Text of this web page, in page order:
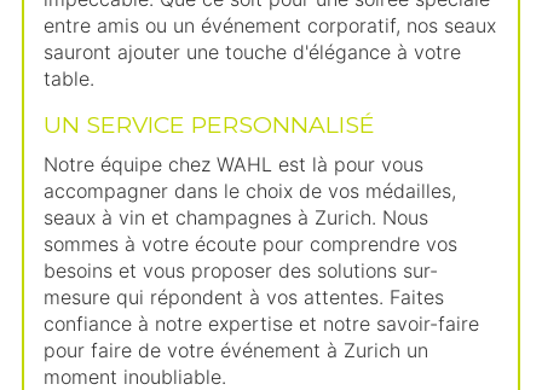
entre amis ou un événement corporatif, nos seaux
sauront ajouter une touche d'élégance à votre
table.
UN SERVICE PERSONNALISÉ
Notre équipe chez WAHL est là pour vous
accompagner dans le choix de vos médailles,
seaux à vin et champagnes à Zurich. Nous
sommes à votre écoute pour comprendre vos
besoins et vous proposer des solutions sur-
mesure qui répondent à vos attentes. Faites
confiance à notre expertise et notre savoir-faire
pour faire de votre événement à Zurich un
moment inoubliable.